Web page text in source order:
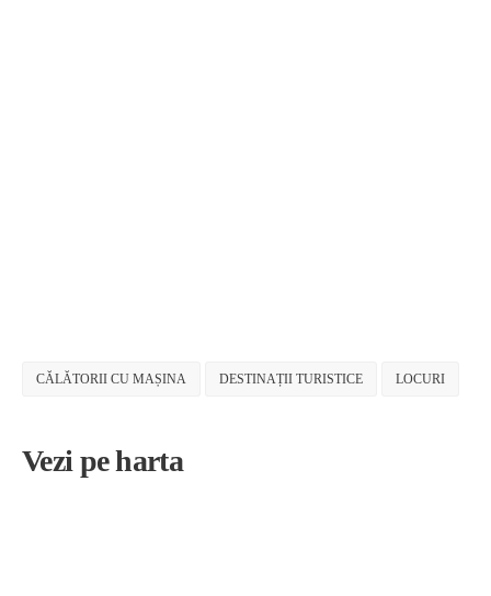
CĂLĂTORII CU MAȘINA DESTINAȚII TURISTICE LOCURI
Vezi pe harta